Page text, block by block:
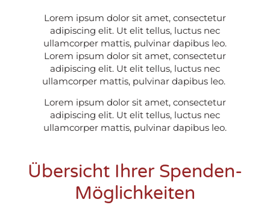
Lorem ipsum dolor sit amet, consectetur
adipiscing elit. Ut elit tellus, luctus nec
ullamcorper mattis, pulvinar dapibus leo.
Lorem ipsum dolor sit amet, consectetur
adipiscing elit. Ut elit tellus, luctus nec
ullamcorper mattis, pulvinar dapibus leo.
Lorem ipsum dolor sit amet, consectetur
adipiscing elit. Ut elit tellus, luctus nec
ullamcorper mattis, pulvinar dapibus leo.
Übersicht Ihrer Spenden-
Möglichkeiten